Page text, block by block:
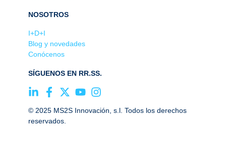
NOSOTROS
I+D+I
Blog y novedades
Conócenos
SÍGUENOS EN RR.SS.
© 2025 MS2S Innovación, s.l. Todos los derechos
reservados.